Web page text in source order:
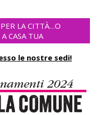
LA CITTÀ…O
CASA TUA
le nostre sedi!